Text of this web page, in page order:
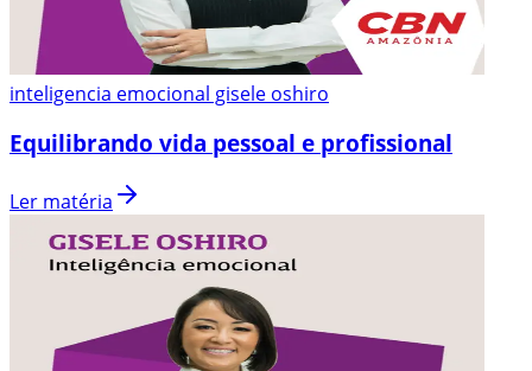
inteligencia emocional gisele oshiro
Equilibrando vida pessoal e profissional
Ler matéria